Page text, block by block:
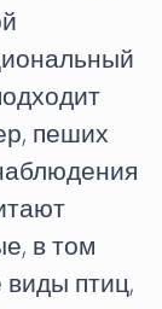
пеших
в том
виды птиц,